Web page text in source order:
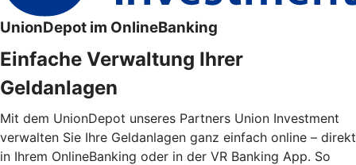
UnionDepot im OnlineBanking
Einfache Verwaltung Ihrer
Geldanlagen
Mit dem UnionDepot unseres Partners Union Investment
verwalten Sie Ihre Geldanlagen ganz einfach online – direkt
in Ihrem OnlineBanking oder in der VR Banking App. So